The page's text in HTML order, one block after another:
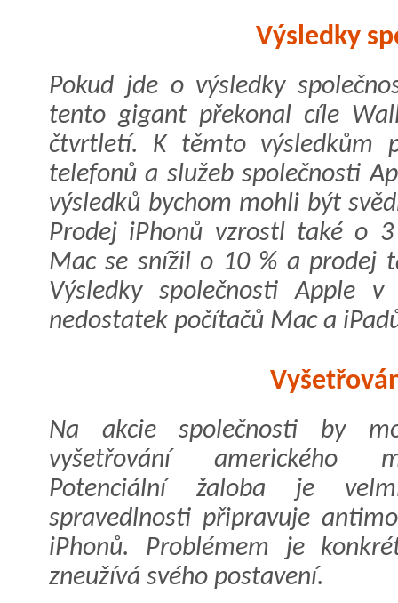
Výsledky
Pokud jde o výsledky
tento gigant překonal cíle
čtvrtletí. K těmto výsledkům
telefonů a služeb společnosti
výsledků bychom mohli být
Prodej iPhonů vzrostl také o
Mac se snížil o 10 % a prodej
Výsledky společnosti Apple
nedostatek počítačů Mac a
Na akcie společnosti by
vyšetřování amerického
Potenciální žaloba je
spravedlnosti připravuje
iPhonů. Problémem je
zneužívá svého postavení.